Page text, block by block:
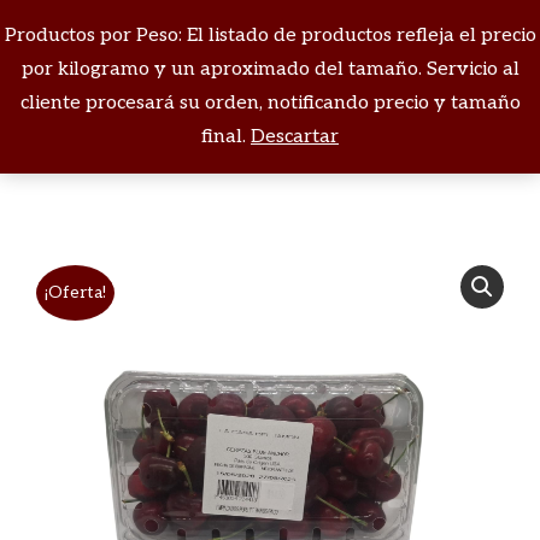
Productos por Peso: El listado de productos refleja el precio
por kilogramo y un aproximado del tamaño. Servicio al
cliente procesará su orden, notificando precio y tamaño
final. Descartar
Buscar:
Estás aquí:
¡Oferta!